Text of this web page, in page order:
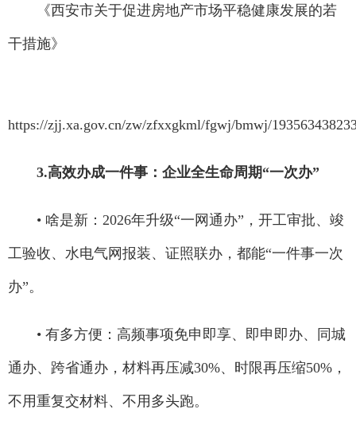
《西安市关于促进房地产市场平稳健康发展的若
干措施》
https://zjj.xa.gov.cn/zw/zfxxgkml/fgwj/bmwj/
3.高效办成一件事：企业全生命周期“一次办”
• 啥是新：2026年升级“一网通办”，开工审批、竣
工验收、水电气网报装、证照联办，都能“一件事一次
办”。
• 有多方便：高频事项免申即享、即申即办、同城
通办、跨省通办，材料再压减30%、时限再压缩50%，
不用重复交材料、不用多头跑。